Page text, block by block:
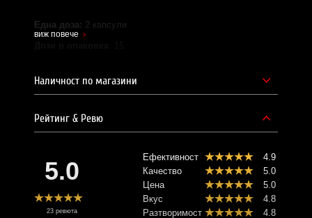
Една доза: 2 капсули
минути преди хранене, с много вода.
Съставки:хитозан, хром
Забележки:
СИЛА БГ Тийм!
Доставчик на продукта - И фудс ЕООД.
виж повече
Наличност по магазини
Рейтинг & Ревю
5.0
23 ревюта
Ефективност
4.9
Качество
5.0
Цена
5.0
Вкус
4.8
Разтворимост
4.8